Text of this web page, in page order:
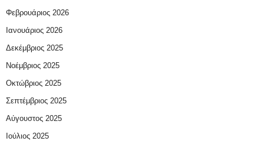
Φεβρουάριος 2026
Ιανουάριος 2026
Δεκέμβριος 2025
Νοέμβριος 2025
Οκτώβριος 2025
Σεπτέμβριος 2025
Αύγουστος 2025
Ιούλιος 2025